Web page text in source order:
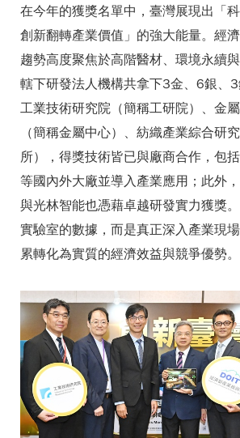
在今年的獲獎名單中，臺灣展現出「科
創新翻轉產業價值」的強大能量。經
趨勢高度聚焦於高階醫材、環境永續
轄下研發法人機構共拿下3金、6銀、
工業技術研究院（簡稱工研院）、金
（簡稱金屬中心）、紡織產業綜合研
所），得獎技術皆已與廠商合作，包
等國內外大廠並導入產業應用；此外
與光林智能也憑藉卓越研發實力獲獎
實驗室的數據，而是真正深入產業現
累轉化為實質的經濟效益與競爭優勢。